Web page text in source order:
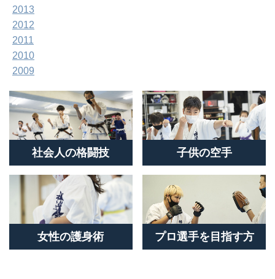
2013
2012
2011
2010
2009
社会人の格闘技 子供の空手
女性の護身術 プロ選手を目指す方